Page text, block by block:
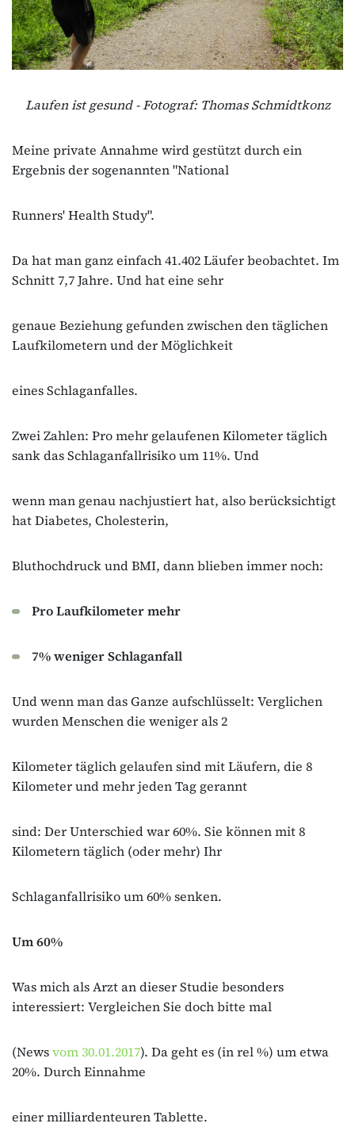
Laufen ist gesund - Fotograf: Thomas Schmidtkonz
Meine private Annahme wird gestützt durch ein
Ergebnis der sogenannten "National
Runners' Health Study".
Da hat man ganz einfach 41.402 Läufer beobachtet. Im
Schnitt 7,7 Jahre. Und hat eine sehr
genaue Beziehung gefunden zwischen den täglichen
Laufkilometern und der Möglichkeit
eines Schlaganfalles.
Zwei Zahlen: Pro mehr gelaufenen Kilometer täglich
sank das Schlaganfallrisiko um 11%. Und
wenn man genau nachjustiert hat, also berücksichtigt
hat Diabetes, Cholesterin,
Bluthochdruck und BMI, dann blieben immer noch:
Pro Laufkilometer mehr
7% weniger Schlaganfall
Und wenn man das Ganze aufschlüsselt: Verglichen
wurden Menschen die weniger als 2
Kilometer täglich gelaufen sind mit Läufern, die 8
Kilometer und mehr jeden Tag gerannt
sind: Der Unterschied war 60%. Sie können mit 8
Kilometern täglich (oder mehr) Ihr
Schlaganfallrisiko um 60% senken.
Um 60%
Was mich als Arzt an dieser Studie besonders
interessiert: Vergleichen Sie doch bitte mal
(Newsvom 30.01.2017). Da geht es (in rel %) um etwa
20%. Durch Einnahme
einer milliardenteuren Tablette.